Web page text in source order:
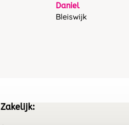
Daniel
Bleiswijk
Zakelijk: